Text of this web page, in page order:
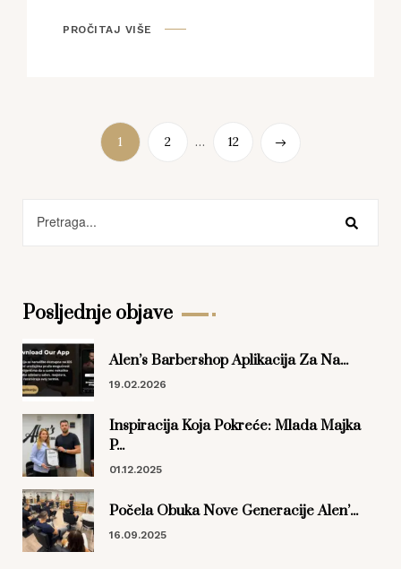
PROČITAJ VIŠE
1 2 … 12
Posljednje objave
Alen’s Barbershop Aplikacija Za Na...
19.02.2026
Inspiracija Koja Pokreće: Mlada Majka
P...
01.12.2025
Počela Obuka Nove Generacije Alen’...
16.09.2025